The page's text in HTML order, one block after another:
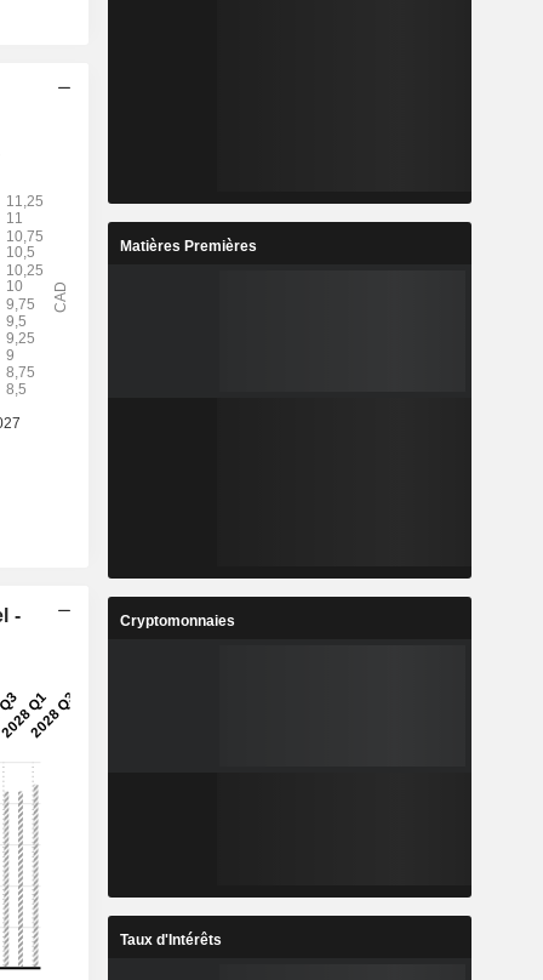
-
Matières Premières
Cryptomonnaies
Taux d'Intérêts